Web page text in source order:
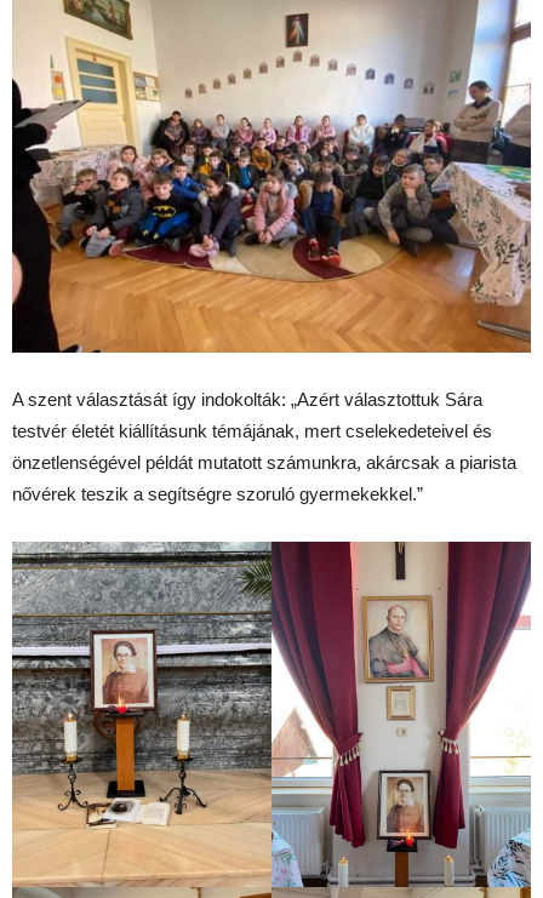
A szent választását így indokolták: „Azért választottuk Sára
testvér életét kiállításunk témájának, mert cselekedeteivel és
önzetlenségével példát mutatott számunkra, akárcsak a piarista
nővérek teszik a segítségre szoruló gyermekekkel.”